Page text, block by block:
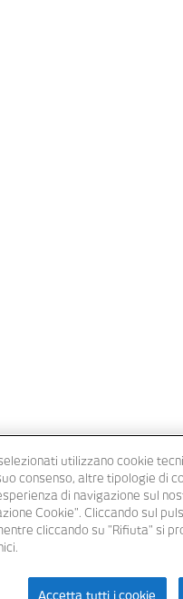
utilizzano cookie
consenso, altre tipologie di
di navigazione sul
Cookie". Cliccando sul
cliccando su "Rifiuta" si
Accetta tutti i cookie